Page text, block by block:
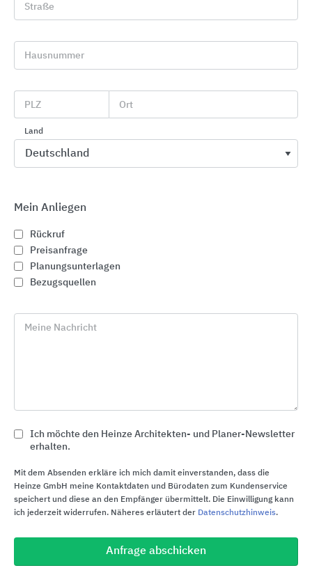
Holzwerkstoffe für innen
Am Möbel: Schiebelösungen für den Einsatz im
Möbelbau
Straße
Hausnummer
PLZ Ort
Land
Mein Anliegen
Rückruf
Preisanfrage
Planungsunterlagen
Bezugsquellen
Meine Nachricht
Ich möchte den Heinze Architekten- und Planer-Newsletter
erhalten.
Mit dem Absenden erkläre ich mich damit einverstanden, dass die
Heinze GmbH meine Kontaktdaten und Bürodaten zum Kundenservice
speichert und diese an den Empfänger übermittelt. Die Einwilligung kann
ich jederzeit widerrufen. Näheres erläutert der Datenschutzhinweis.
Anfrage abschicken